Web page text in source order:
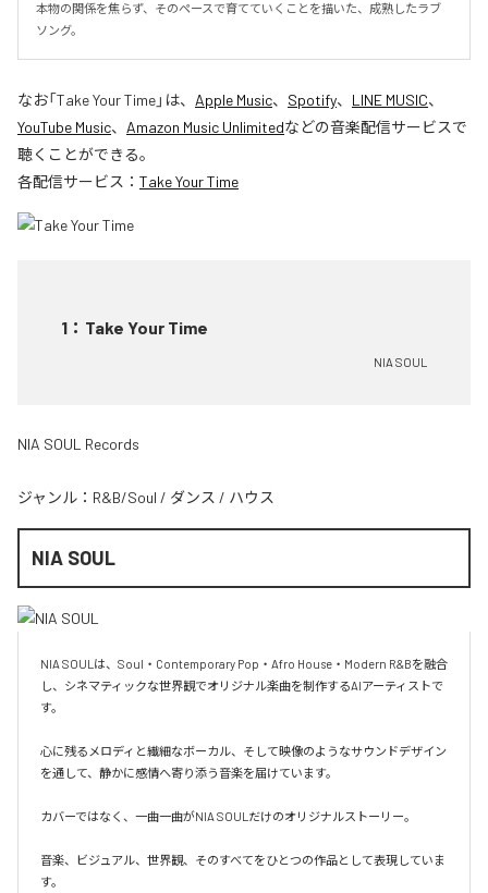
本物の関係を焦らず、そのペースで育てていくことを描いた、成熟したラブ
ソング。
なお「Take Your Time」は、 Apple Music、 Spotify、 LINE MUSIC、
YouTube Music、 Amazon Music Unlimitedなどの音楽配信サービスで
聴くことができる。
各配信サービス： Take Your Time
1 ： Take Your Time
NIA SOUL
NIA SOUL Records
ジャンル： R&B/Soul / ダンス / ハウス
NIA SOUL
NIA SOULは、Soul・Contemporary Pop・Afro House・Modern R&Bを融合
し、シネマティックな世界観でオリジナル楽曲を制作するAIアーティストで
す。
心に残るメロディと繊細なボーカル、そして映像のようなサウンドデザイン
を通して、静かに感情へ寄り添う音楽を届けています。
カバーではなく、一曲一曲がNIA SOULだけのオリジナルストーリー。
音楽、ビジュアル、世界観、そのすべてをひとつの作品として表現していま
す。